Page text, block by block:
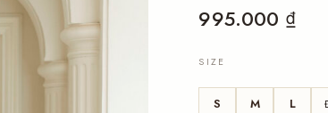
995.000 ₫
SIZE
S M L